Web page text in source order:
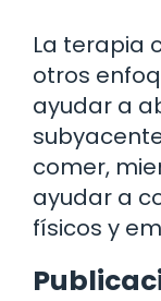
La terapia
otros
ayudar a
comer,
ayudar a
físicos y